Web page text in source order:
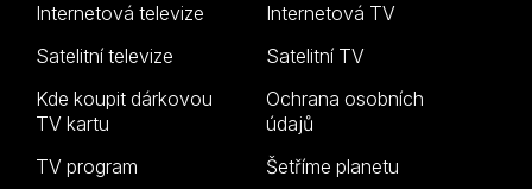
Internetová televize
Satelitní televize
Kde koupit dárkovou
TV kartu
TV program
Internetová TV
Satelitní TV
Ochrana osobních
údajů
Šetříme planetu